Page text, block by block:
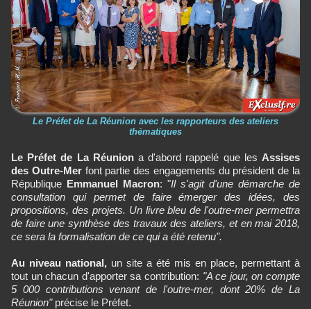
Le Préfet de La Réunion avec les rapporteurs des ateliers
thématiques
Le Préfet de La Réuniona d'abord rappelé que les Assises
des Outre-Merfont partie des engagements du président de la
République Emmanuel Macron: "Il s'agit d'une démarche de
consultation qui permet de faire émerger des idées, des
propositions, des projets. Un livre bleu de l'outre-mer permettra
de faire une synthèse des travaux des ateliers, et en mai 2018,
ce sera la formalisation de ce qui a été retenu".
Au niveau national, un site a été mis en place, permettant à
tout un chacun d'apporter sa contribution: "A ce jour, on compte
5 000 contributions venant de l'outre-mer, dont 20% de La
Réunion"précise le Préfet.